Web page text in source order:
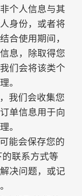
个人信息与其
身份，或者将
合使用期间，
息，除取得您
们会将该类个
。
我们会收集您
单信息用于向
。
能会保存您的
联系方式等
决问题，或记